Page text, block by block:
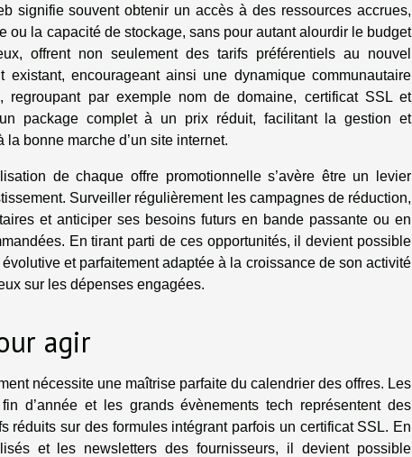
signifie souvent obtenir un accès à des ressources accrues,
ou la capacité de stockage, sans pour autant alourdir le budget
offrent non seulement des tarifs préférentiels au nouvel
encourageant ainsi une dynamique communautaire
par exemple nom de domaine, certificat SSL et
package complet à un prix réduit, facilitant la gestion et
la bonne marche d’un site internet.
de chaque offre promotionnelle s’avère être un levier
Surveiller régulièrement les campagnes de réduction,
et anticiper ses besoins futurs en bande passante ou en
En tirant parti de ces opportunités, il devient possible
et parfaitement adaptée à la croissance de son activité
sur les dépenses engagées.
agir
nécessite une maîtrise parfaite du calendrier des offres. Les
d’année et les grands évènements tech représentent des
réduits sur des formules intégrant parfois un certificat SSL. En
et les newsletters des fournisseurs, il devient possible